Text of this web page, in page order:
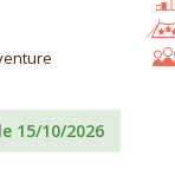
15/10/2026